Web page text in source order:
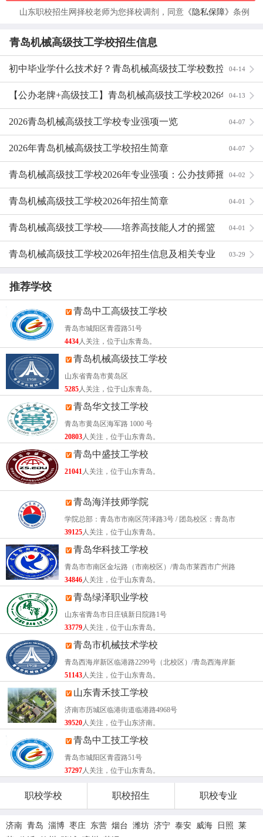
保障
2026年招生已启动—— 机电一体化技术、计算机应用与
维修、计算机网络应用、电子商务、护理、幼儿教育六大
高级技工专业火热招生中，数控加工、电气自动化设备安
01 / 什么是“专业强项”？
对于一所专注于培养技能人才的学校来说，“专业强项”绝不
只是招生简章上的热门词汇，而是被官方认可、市场验证、
资源倾斜的真实实力体现。
一所学校的王牌专业，通常具备以下硬核特征：
官方认定与标准达标
：专业经过省级主管部门审批备
备、实训条件均通过严格评估。
市场导向与资源匹配：专业设置直接对接区域产业发展
需求，学校在实训设备、师资力量上给予重点投入。
产教深度融合：专业与企业深度绑定，实行“订单式培
养”和“校企双元育人”，学生入学即就业。
升学与就业双通道畅通 ：学生不仅能对口就业，还能通
过职教高考继续深造，实现“技能+学历”双重提升。
基于以上标准，青岛机械高级技工学校2026年将围绕
造、信息技术、现代服务、民生服务四大领域，重点打造机
电一体化技术、计算机应用与维修、计算机网络应用、电子
商务、护理、幼儿教育等六大高级技工专业。
02 / 匠心传承：六十余载公办底蕴一键升级
1958年创办
六十余年，累计为青岛市大中型企业输送了数以万计的专业
技术人才。
2025年7月，学校迎来历史性跨越——经山东省人力资源和
社会保障厅正式批复，成功升级为“
校”。这标志着学校被正式纳入青岛西海岸新区“+3+2”现代
技工教育体系的核心梯队，成为新区重点打造的骨干高级技
工学校之一。
升级后，学校成功申办 护理、幼儿教育、电子商务、计算机
应用与维修、计算机网络应用、机电一体化技术
工专业。
指标
累计培养学生
办学资质 公办，经省人社厅审批
体系定位
新区“+3+2”现代技工教育骨干
学校
山东职校招生网择校老师为您择校调剂，同意 《隐私保障》 条例
青岛机械高级技工学校招生信息
初中毕业学什么技术好？青岛机械高级技工学校数控、机
电、护理专业前景解析
04-14
【公办老牌+高级技工】青岛机械高级技工学校2026年招
生火热启动，数控机电专业受热捧
04-13
2026青岛机械高级技工学校专业强项一览 04-07
2026年青岛机械高级技工学校招生简章 04-07
青岛机械高级技工学校2026年专业强项：公办技师摇篮的
硬核实力解读
04-02
青岛机械高级技工学校2026年招生简章 04-01
青岛机械高级技工学校——培养高技能人才的摇篮 04-01
青岛机械高级技工学校2026年招生信息及相关专业 03-29
推荐学校
青岛中工高级技工学校
青岛市城阳区青霞路51号
4434 人关注，位于山东青岛。
青岛机械高级技工学校
山东省青岛市黄岛区
5285 人关注，位于山东青岛。
青岛华文技工学校
青岛市黄岛区海军路 1000 号
20803 人关注，位于山东青岛。
青岛中盛技工学校
21041 人关注，位于山东青岛。
青岛海洋技师学院
学院总部：青岛市市南区菏泽路3号 / 团岛校区：青岛市
39125 人关注，位于山东青岛。
青岛华科技工学校
青岛市市南区金坛路（市南校区）/青岛市莱西市广州路
34846 人关注，位于山东青岛。
青岛绿泽职业学校
山东省青岛市日庄镇新日院路1号
33779 人关注，位于山东青岛。
青岛市机械技术学校
青岛西海岸新区临港路2299号（北校区）/青岛西海岸新
51143 人关注，位于山东青岛。
山东青禾技工学校
济南市历城区临港街道临港路4968号
39520 人关注，位于山东济南。
青岛中工技工学校
青岛市城阳区青霞路51号
37297 人关注，位于山东青岛。
职校学校 职校招生 职校专业
济南 青岛 淄博 枣庄 东营 烟台 潍坊 济宁 泰安 威海 日照 莱